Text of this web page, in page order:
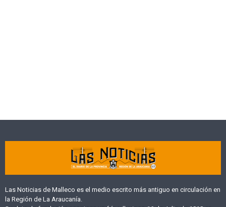
Las Noticias de Malleco es el medio escrito más antiguo en circulación en
la Región de La Araucanía.